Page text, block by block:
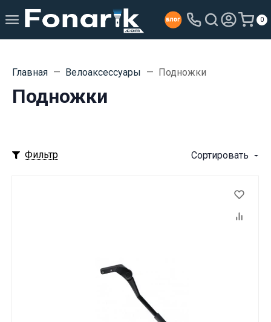
0
Главная Велоаксессуары Подножки
Подножки
Фильтр Сортировать